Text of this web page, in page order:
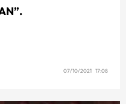
07/10/2021 17:08